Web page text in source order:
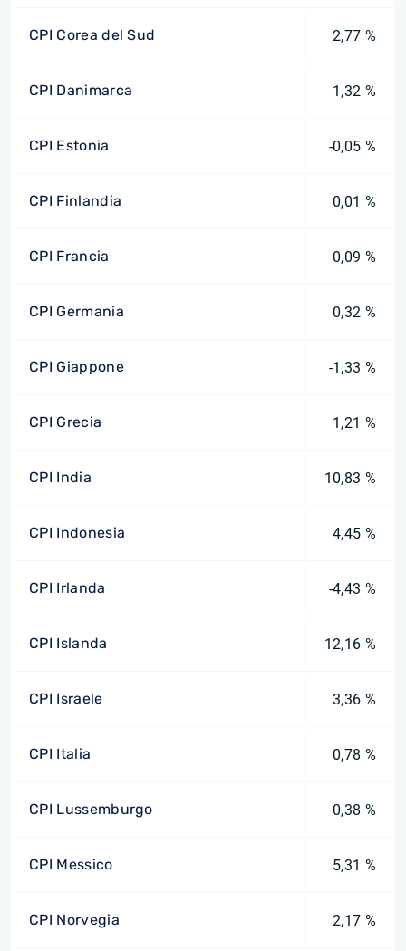
CPI Corea del Sud 2,77 %
CPI Danimarca 1,32 %
CPI Estonia -0,05 %
CPI Finlandia 0,01 %
CPI Francia 0,09 %
CPI Germania 0,32 %
CPI Giappone -1,33 %
CPI Grecia 1,21 %
CPI India 10,83 %
CPI Indonesia 4,45 %
CPI Irlanda -4,43 %
CPI Islanda 12,16 %
CPI Israele 3,36 %
CPI Italia 0,78 %
CPI Lussemburgo 0,38 %
CPI Messico 5,31 %
CPI Norvegia 2,17 %